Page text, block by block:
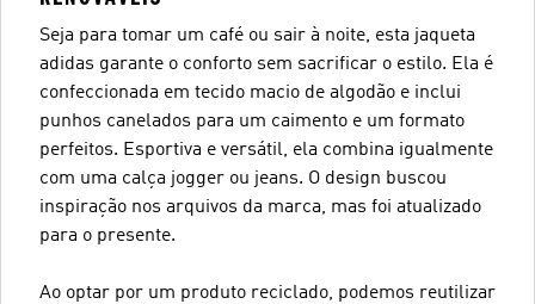
Seja para tomar um café ou sair à noite, esta jaqueta
adidas garante o conforto sem sacrificar o estilo. Ela é
confeccionada em tecido macio de algodão e inclui
punhos canelados para um caimento e um formato
perfeitos. Esportiva e versátil, ela combina igualmente
com uma calça jogger ou jeans. O design buscou
inspiração nos arquivos da marca, mas foi atualizado
para o presente.
Ao optar por um produto reciclado, podemos reutilizar